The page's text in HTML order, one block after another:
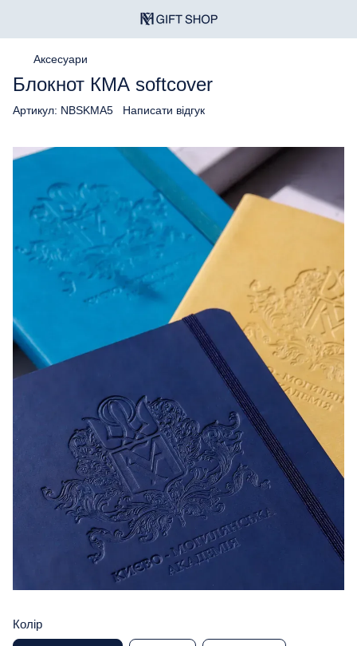
Аксесуари
Блокнот КМА softcover
Артикул: NBSKMA5 Написати відгук
Колір